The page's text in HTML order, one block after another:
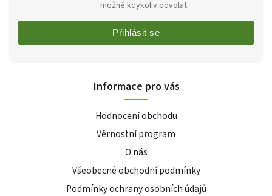
možné kdykoliv odvolat.
Přihlásit se
Informace pro vás
Hodnocení obchodu
Věrnostní program
O nás
Všeobecné obchodní podmínky
Podmínky ochrany osobních údajů